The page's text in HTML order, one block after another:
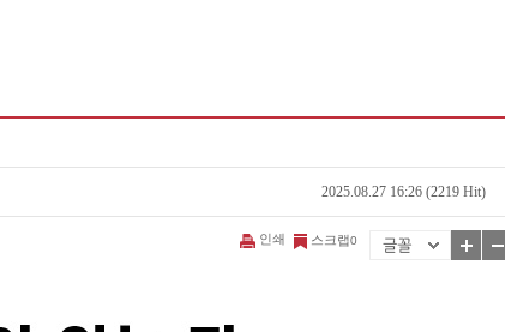
2025.08.27 16:26 (2219 Hit)
인쇄 스크랩0